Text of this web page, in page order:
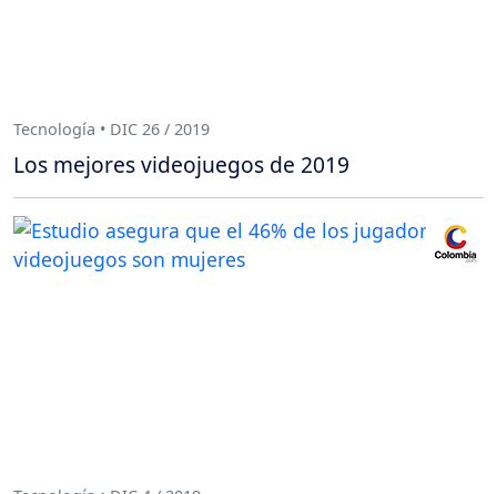
Tecnología • DIC 26 / 2019
Los mejores videojuegos de 2019